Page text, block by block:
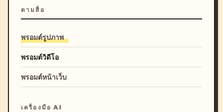
ตามสื่อ
พรอมต์รูปภาพ
พรอมต์วิดีโอ
พรอมต์หน้าเว็บ
เครื่องมือ AI